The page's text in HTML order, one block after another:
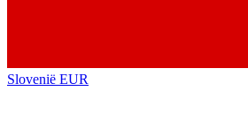
Slovenië EUR